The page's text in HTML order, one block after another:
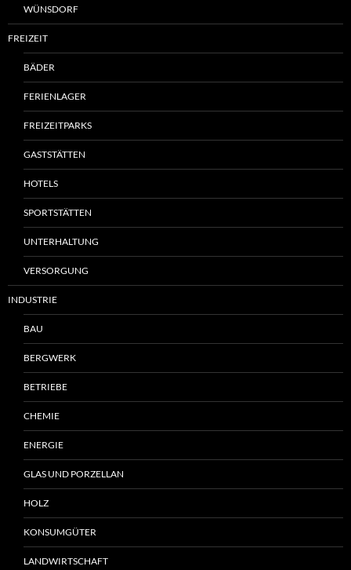
WÜNSDORF
FREIZEIT
BÄDER
FERIENLAGER
FREIZEITPARKS
GASTSTÄTTEN
HOTELS
SPORTSTÄTTEN
UNTERHALTUNG
VERSORGUNG
INDUSTRIE
BAU
BERGWERK
BETRIEBE
CHEMIE
ENERGIE
GLAS UND PORZELLAN
HOLZ
KONSUMGÜTER
LANDWIRTSCHAFT